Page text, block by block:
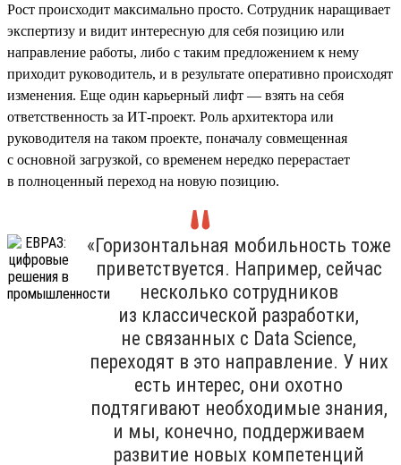
Рост происходит максимально просто. Сотрудник наращивает
экспертизу и видит интересную для себя позицию или
направление работы, либо с таким предложением к нему
приходит руководитель, и в результате оперативно происходят
изменения. Еще один карьерный лифт — взять на себя
ответственность за ИТ-проект. Роль архитектора или
руководителя на таком проекте, поначалу совмещенная
с основной загрузкой, со временем нередко перерастает
в полноценный переход на новую позицию.
«Горизонтальная мобильность тоже
приветствуется. Например, сейчас
несколько сотрудников
из классической разработки,
не связанных с Data Science,
переходят в это направление. У них
есть интерес, они охотно
подтягивают необходимые знания,
и мы, конечно, поддерживаем
развитие новых компетенций